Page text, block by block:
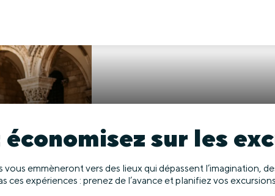
sur les
emmèneront vers des lieux qui dépassent l’imagination,
expériences : prenez de l’avance et planifiez vos